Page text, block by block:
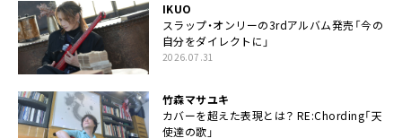
IKUO
スラップ・オンリーの3rdアルバム発売「今の
自分をダイレクトに」
2026.07.31
竹森マサユキ
カバーを超えた表現とは？ RE:Chording「天
使達の歌」